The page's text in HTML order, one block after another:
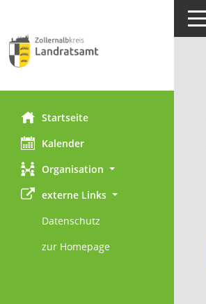
Startseite
Kalender
Organisation
externe Links
Datenschutz
zur Homepage